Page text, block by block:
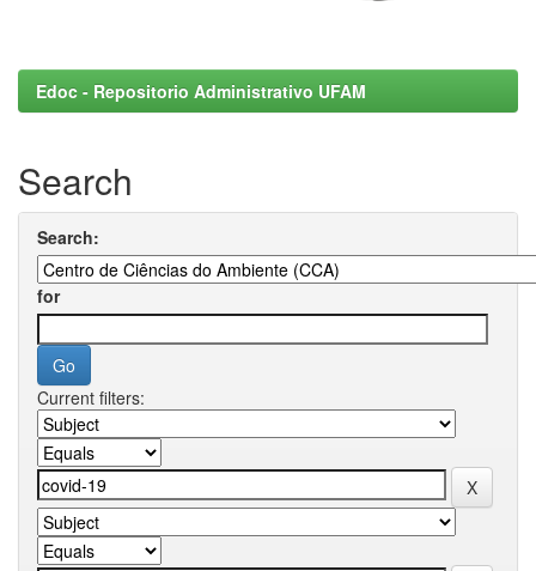
Edoc - Repositorio Administrativo UFAM
Search
Search:
for
Current filters: